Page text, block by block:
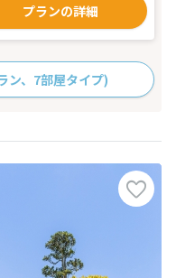
プランの詳細
ン、7部屋タイプ)